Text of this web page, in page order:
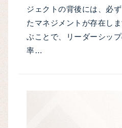
ジェクトの背後には、必
たマネジメントが存在し
ぶことで、リーダーシッ
率…